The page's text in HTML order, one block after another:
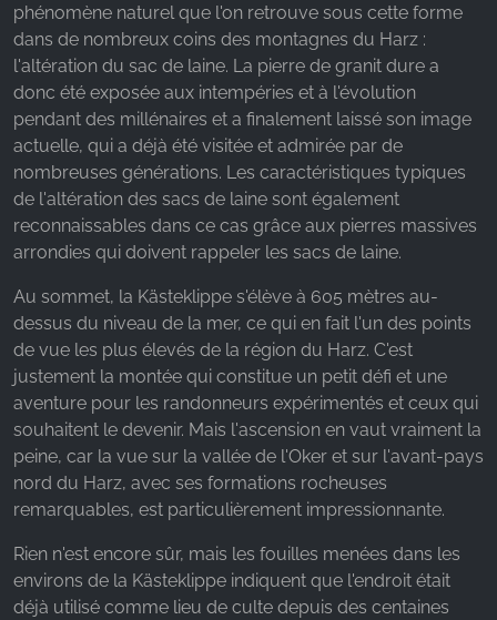
phénomène naturel que l'on retrouve sous cette forme
dans de nombreux coins des montagnes du Harz :
l'altération du sac de laine. La pierre de granit dure a
donc été exposée aux intempéries et à l'évolution
pendant des millénaires et a finalement laissé son image
actuelle, qui a déjà été visitée et admirée par de
nombreuses générations. Les caractéristiques typiques
de l'altération des sacs de laine sont également
reconnaissables dans ce cas grâce aux pierres massives
arrondies qui doivent rappeler les sacs de laine.
Au sommet, la Kästeklippe s'élève à 605 mètres au-
dessus du niveau de la mer, ce qui en fait l'un des points
de vue les plus élevés de la région du Harz. C'est
justement la montée qui constitue un petit défi et une
aventure pour les randonneurs expérimentés et ceux qui
souhaitent le devenir. Mais l'ascension en vaut vraiment la
peine, car la vue sur la vallée de l'Oker et sur l'avant-pays
nord du Harz, avec ses formations rocheuses
remarquables, est particulièrement impressionnante.
Rien n'est encore sûr, mais les fouilles menées dans les
environs de la Kästeklippe indiquent que l'endroit était
déjà utilisé comme lieu de culte depuis des centaines
STATISTIQUES
Les cookies statistiques collectent des
informations de manière anonyme. Ces
informations nous aident à comprendre comment
nos visiteurs utilisent notre site web.
Google Analytics
Name:
_ga, _gid, _gac_gb_
Provider:
Google LLC
Purpose:
Cookie duration:
24 heures - 2 ans